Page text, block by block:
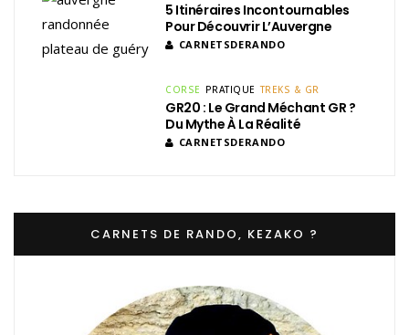
5 Itinéraires Incontournables
Pour Découvrir L’Auvergne
CARNETSDERANDO
CORSE PRATIQUE TREKS & GR
GR20 : Le Grand Méchant GR ?
Du Mythe À La Réalité
CARNETSDERANDO
CARNETS DE RANDO, KEZAKO ?